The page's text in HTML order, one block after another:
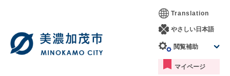
Translation
やさしい日本語
閲覧補助
マイページ